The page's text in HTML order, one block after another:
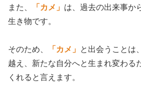
また、 「カメ」 は、過去の出来事か
生き物です。
そのため、 「カメ」 と出会うことは
越え、新たな自分へと生まれ変わる
くれると言えます。